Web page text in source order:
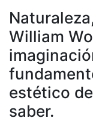
William
estético
saber.